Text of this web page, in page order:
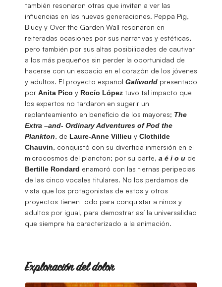
también resonaron otras que invitan a ver las
influencias en las nuevas generaciones. Peppa Pig,
Bluey y Over the Garden Wall resonaron en
reiteradas ocasiones por sus narrativas y estéticas,
pero también por sus altas posibilidades de cautivar
a los más pequeños sin perder la oportunidad de
hacerse con un espacio en el corazón de los jóvenes
y adultos. El proyecto español Galiworld presentado
por Anita Pico y Rocío López tuvo tal impacto que
los expertos no tardaron en sugerir un
replanteamiento en beneficio de los mayores; The
Extra –and- Ordinary Adventures of Pod the
Plankton, de Laure-Anne Villieu y Clothilde
Chauvin, conquistó con su divertida inmersión en el
microcosmos del plancton; por su parte, a é i o u de
Bertille Rondard enamoró con las tiernas peripecias
de las cinco vocales titulares. No los perdamos de
vista que los protagonistas de estos y otros
proyectos tienen todo para conquistar a niños y
adultos por igual, para demostrar así la universalidad
que siempre ha caracterizado a la animación.
Exploración del dolor